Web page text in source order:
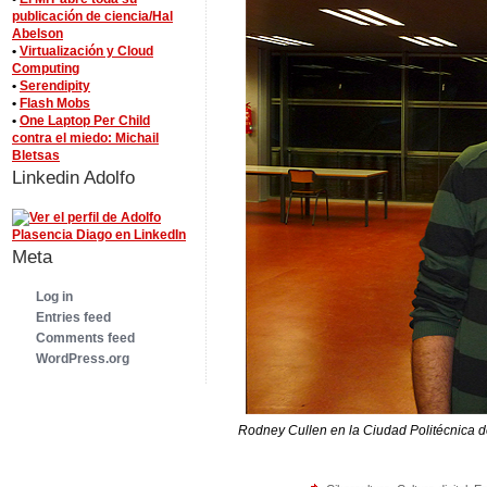
Rodney Cullen en la Ciudad Politécnica
publicación de ciencia/Hal
Abelson
• Virtualización y Cloud
Computing
• Serendipity
• Flash Mobs
• One Laptop Per Child
contra el miedo: Michail
Bletsas
Linkedin Adolfo
Meta
Log in
Entries feed
Comments feed
WordPress.org